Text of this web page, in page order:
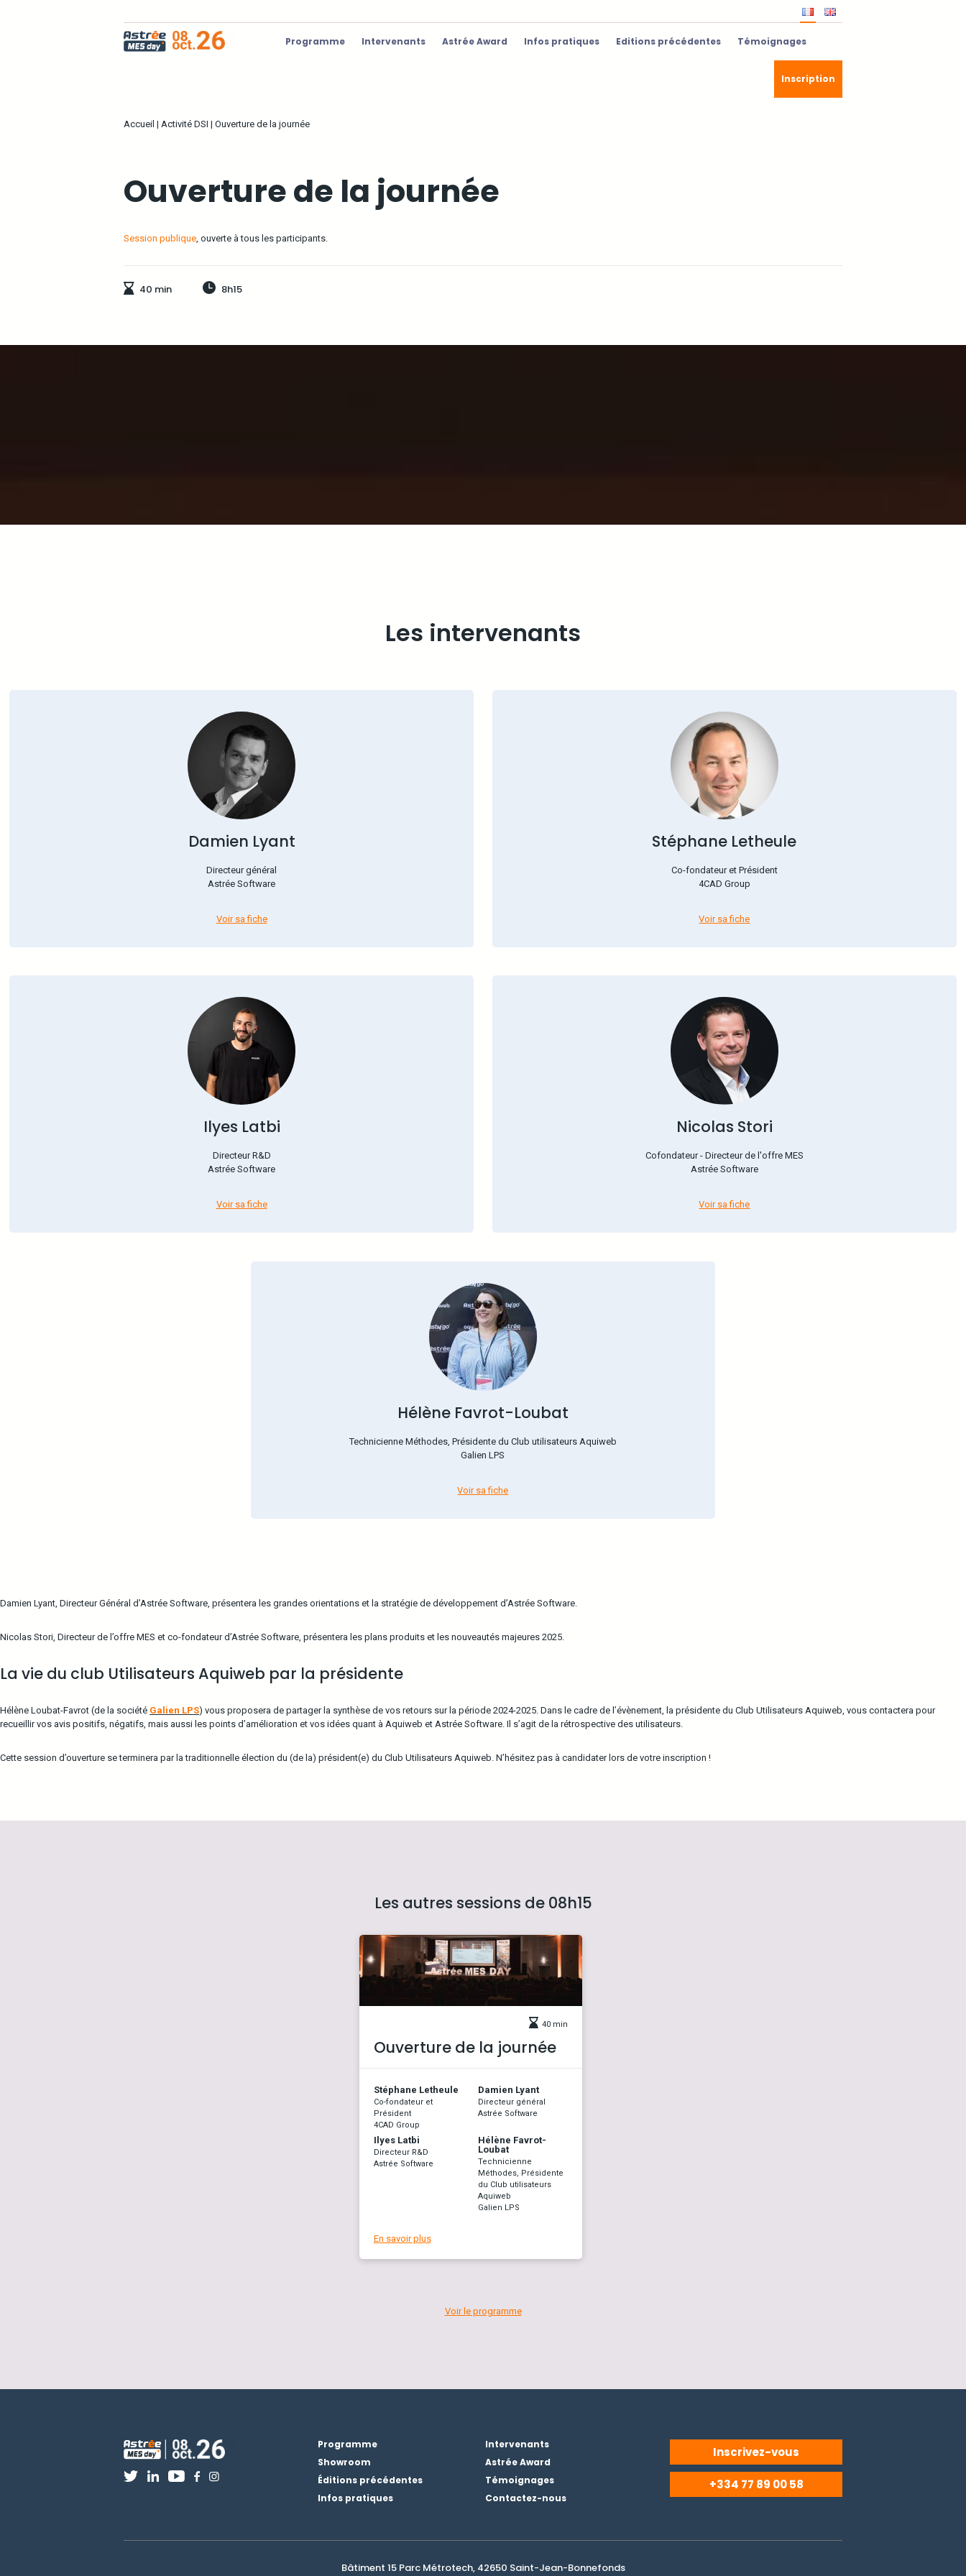
Programme Intervenants Astrée Award Infos pratiques Editions précédentes Témoignages
Inscription
Accueil | Activité DSI | Ouverture de la journée
Ouverture de la journée
Session publique, ouverte à tous les participants.
40 min 8h15
Les intervenants
Damien Lyant
Directeur général
Astrée Software
Voir sa fiche
Stéphane Letheule
Co-fondateur et Président
4CAD Group
Voir sa fiche
Ilyes Latbi
Directeur R&D
Astrée Software
Voir sa fiche
Nicolas Stori
Cofondateur - Directeur de l'offre MES
Astrée Software
Voir sa fiche
Hélène Favrot-Loubat
Technicienne Méthodes, Présidente du Club utilisateurs Aquiweb
Galien LPS
Voir sa fiche
Damien Lyant, Directeur Général d’Astrée Software, présentera les grandes orientations et la stratégie de développement d’Astrée Software.
Nicolas Stori, Directeur de l’offre MES et co-fondateur d’Astrée Software, présentera les plans produits et les nouveautés majeures 2025.
La vie du club Utilisateurs Aquiweb par la présidente
Hélène Loubat-Favrot (de la société Galien LPS) vous proposera de partager la synthèse de vos retours sur la période 2024-2025. Dans le cadre de l’évènement, la présidente du Club Utilisateurs Aquiweb, vous contactera pour
recueillir vos avis positifs, négatifs, mais aussi les points d’amélioration et vos idées quant à Aquiweb et Astrée Software. Il s’agit de la rétrospective des utilisateurs.
Cette session d’ouverture se terminera par la traditionnelle élection du (de la) président(e) du Club Utilisateurs Aquiweb. N’hésitez pas à candidater lors de votre inscription !
Les autres sessions de 08h15
40 min
Ouverture de la journée
Stéphane Letheule
Co-fondateur et
Président
4CAD Group
Damien Lyant
Directeur général
Astrée Software
Ilyes Latbi
Directeur R&D
Astrée Software
Hélène Favrot-
Loubat
Technicienne
Méthodes, Présidente
du Club utilisateurs
Aquiweb
Galien LPS
En savoir plus
Voir le programme
Programme
Intervenants
Showroom
Astrée Award
Éditions précédentes
Témoignages
Infos pratiques
Contactez-nous
Inscrivez-vous
+334 77 89 00 58
Bâtiment 15 Parc Métrotech, 42650 Saint-Jean-Bonnefonds